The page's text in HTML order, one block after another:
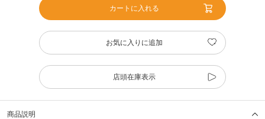
カートに入れる
お気に入りに追加
店頭在庫表示
商品説明